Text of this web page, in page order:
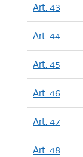
Art. 43
Art. 44
Art. 45
Art. 46
Art. 47
Art. 48